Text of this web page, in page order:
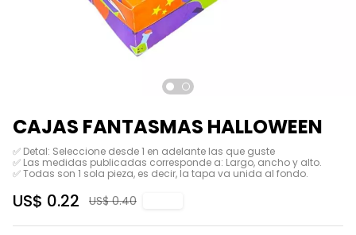
CAJAS FANTASMAS HALLOWEEN
✅ Detal: Seleccione desde 1 en adelante las que guste
✅ Las medidas publicadas corresponde a: Largo, ancho y alto.
✅ Todas son 1 sola pieza, es decir, la tapa va unida al fondo.
US$ 0.22 US$ 0.40